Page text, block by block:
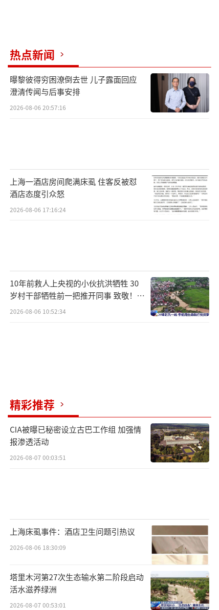
热点新闻
曝黎彼得穷困潦倒去世 儿子露面回应
澄清传闻与后事安排
2026-08-06 20:57:16
上海一酒店房间爬满床虱 住客反被怼
酒店态度引众怒
2026-08-06 17:16:24
10年前救人上央视的小伙抗洪牺牲 30
岁村干部牺牲前一把推开同事 致敬！送
别！
2026-08-06 10:52:34
精彩推荐
CIA被曝已秘密设立古巴工作组 加强情
报渗透活动
2026-08-07 00:03:51
上海床虱事件：酒店卫生问题引热议
2026-08-06 18:30:09
塔里木河第27次生态输水第二阶段启动
活水滋养绿洲
2026-08-07 00:53:01